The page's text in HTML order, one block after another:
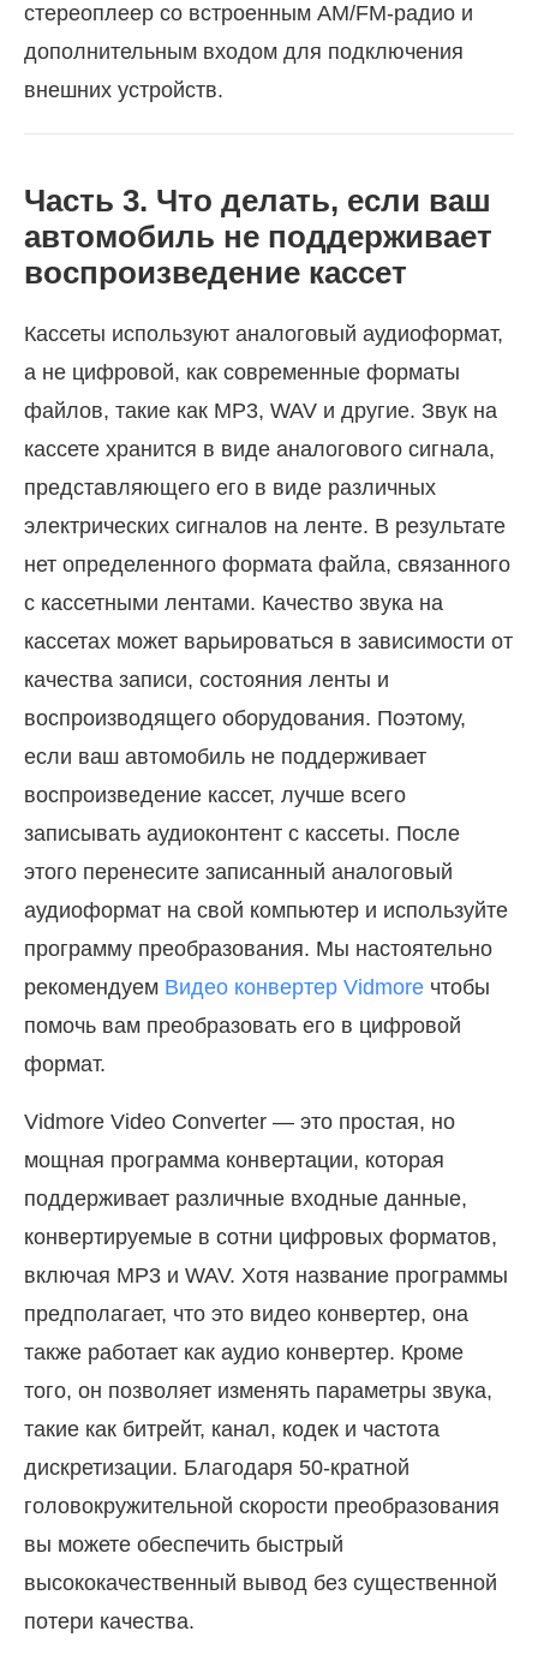
стереоплеер со встроенным AM/FM-радио и
дополнительным входом для подключения
внешних устройств.
Часть 3. Что делать, если ваш
автомобиль не поддерживает
воспроизведение кассет
Кассеты используют аналоговый аудиоформат,
а не цифровой, как современные форматы
файлов, такие как MP3, WAV и другие. Звук на
кассете хранится в виде аналогового сигнала,
представляющего его в виде различных
электрических сигналов на ленте. В результате
нет определенного формата файла, связанного
с кассетными лентами. Качество звука на
кассетах может варьироваться в зависимости от
качества записи, состояния ленты и
воспроизводящего оборудования. Поэтому,
если ваш автомобиль не поддерживает
воспроизведение кассет, лучше всего
записывать аудиоконтент с кассеты. После
этого перенесите записанный аналоговый
аудиоформат на свой компьютер и используйте
программу преобразования. Мы настоятельно
рекомендуем Видео конвертер Vidmore чтобы
помочь вам преобразовать его в цифровой
формат.
Vidmore Video Converter — это простая, но
мощная программа конвертации, которая
поддерживает различные входные данные,
конвертируемые в сотни цифровых форматов,
включая MP3 и WAV. Хотя название программы
предполагает, что это видео конвертер, она
также работает как аудио конвертер. Кроме
того, он позволяет изменять параметры звука,
такие как битрейт, канал, кодек и частота
дискретизации. Благодаря 50-кратной
головокружительной скорости преобразования
вы можете обеспечить быстрый
высококачественный вывод без существенной
потери качества.